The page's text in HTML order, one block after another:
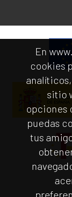
En
cookies
sitio
opciones
puedas
tus